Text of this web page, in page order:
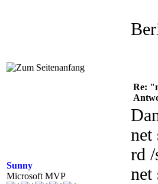
Sunny
Microsoft MVP
Re:
net
rd
net